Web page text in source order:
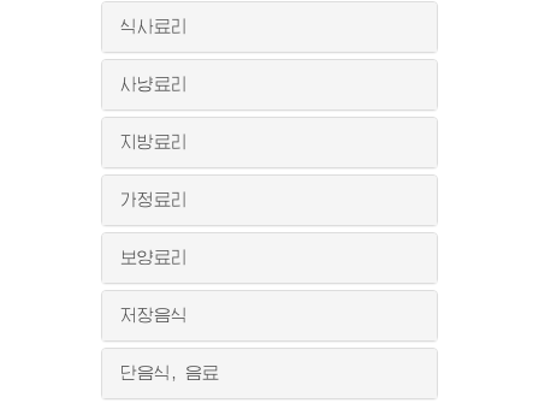
식사료리
사냥료리
지방료리
가정료리
보양료리
저장음식
단음식, 음료